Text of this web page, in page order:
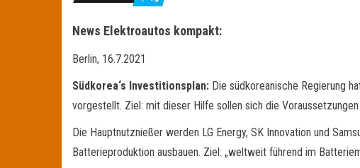
News Elektroautos kompakt:
Berlin, 16.7.2021
Südkorea‘s Investitionsplan: Die südkoreanische Regierung
vorgestellt. Ziel: mit dieser Hilfe sollen sich die
Die Hauptnutznießer werden LG Energy, SK Innovation und
Batterieproduktion ausbauen. Ziel: „weltweit führend im